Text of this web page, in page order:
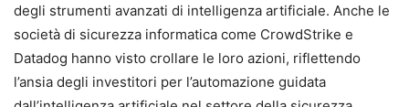
degli strumenti avanzati di intelligenza artificiale. Anche le
società di sicurezza informatica come CrowdStrike e
Datadog hanno visto crollare le loro azioni, riflettendo
l’ansia degli investitori per l’automazione guidata